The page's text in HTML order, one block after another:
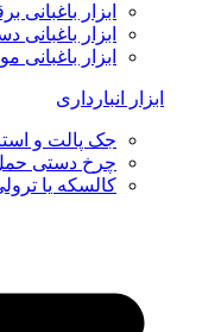
ابزار
ابزار باغبانی
ابزار باغبانی
ابزار انبارداری
جک پالت و
چرخ دستی حمل
کالسکه یا